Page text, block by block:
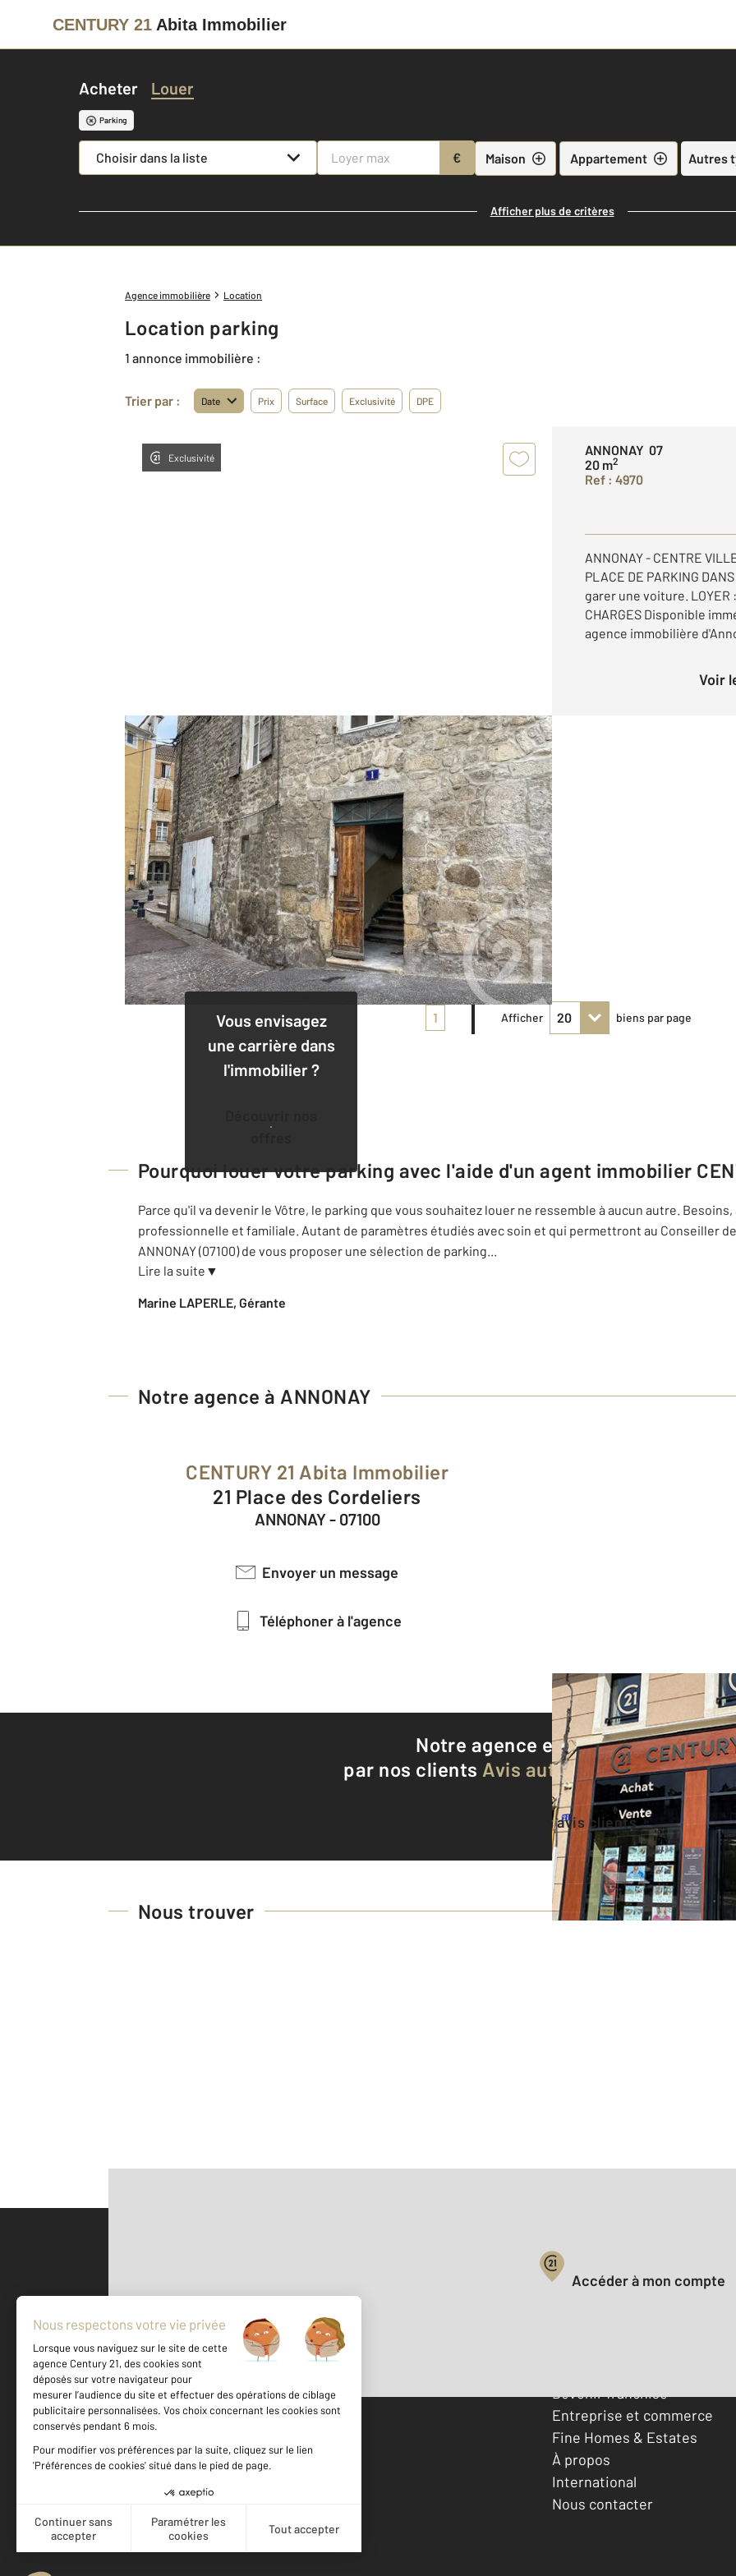
CENTURY 21 Abita Immobilier
Acheter Louer
Parking
Choisir dans la liste € Maison Appartement Autres
Afficher plus de critères
Agence immobilière Location
Location parking
1 annonce immobilière :
Trier par : Date Prix Surface Exclusivité DPE
Exclusivité
ANNONAY 07
20 m2
Ref : 4970
ANNONAY - CENTRE
PLACE DE PARKING
garer une voiture. LOYER :
CHARGES Disponible
agence immobilière
Voir
Vous envisagez
une carrière dans
l'immobilier ?
1 Afficher biens par page
Pourquoi louer votre parking avec l'aide d'un agent immobilier
Parce qu'il va devenir le Vôtre, le parking que vous souhaitez louer ne ressemble à aucun autre.
professionnelle et familiale. Autant de paramètres étudiés avec soin et qui permettront au Conseiller de
ANNONAY (07100) de vous proposer une sélection de parking...
Lire la suite ▼
Marine LAPERLE, Gérante
Notre agence à ANNONAY
CENTURY 21 Abita Immobilier
21 Place des Cordeliers
ANNONAY - 07100
Envoyer un message
Téléphoner à l'agence
Notre agence est notée9,3/10
par nos clients Avis authentifiés par
Voir tous les avis clients
Nous trouver
500 m Mappy
Accéder à mon compte
Votre agence est notée
Achat
Location
Devenir franchisé
Entreprise et commerce
Fine Homes & Estates
À propos
International
Nous contacter